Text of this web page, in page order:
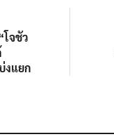
จชัว
งแยก